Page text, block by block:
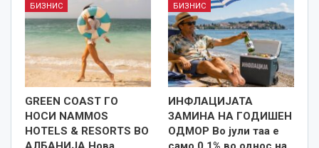
БИЗНИС
GREEN COAST ГО
НОСИ NAMMOS
HOTELS & RESORTS ВО
БИЗНИС
ИНФЛАЦИЈАТА
ЗАМИНА НА ГОДИШЕН
ОДМОР Во јули таа е